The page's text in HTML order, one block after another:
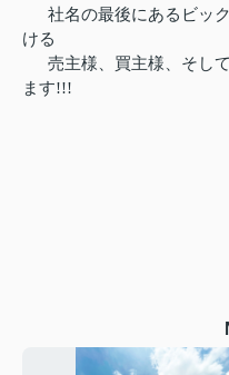
社名の最後にあるビック
ける
売主様、買主様、そして
ます!!!